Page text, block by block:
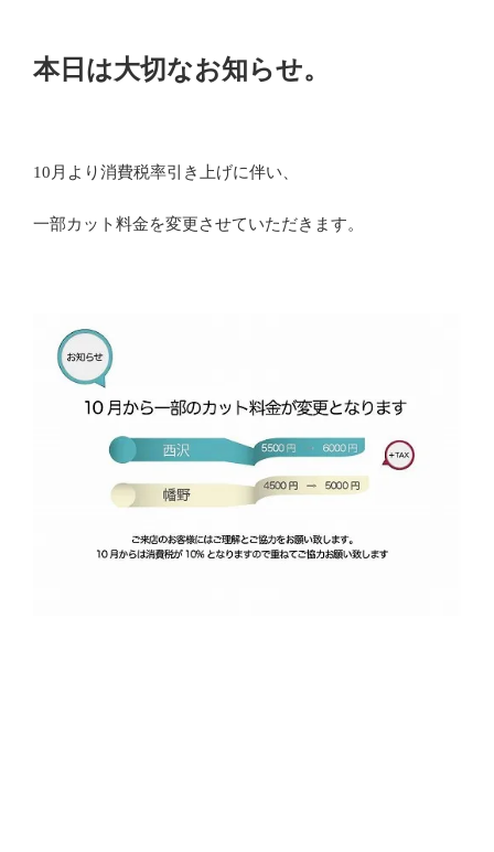
本日は大切なお知らせ。
10月より消費税率引き上げに伴い、
一部カット料金を変更させていただきます。